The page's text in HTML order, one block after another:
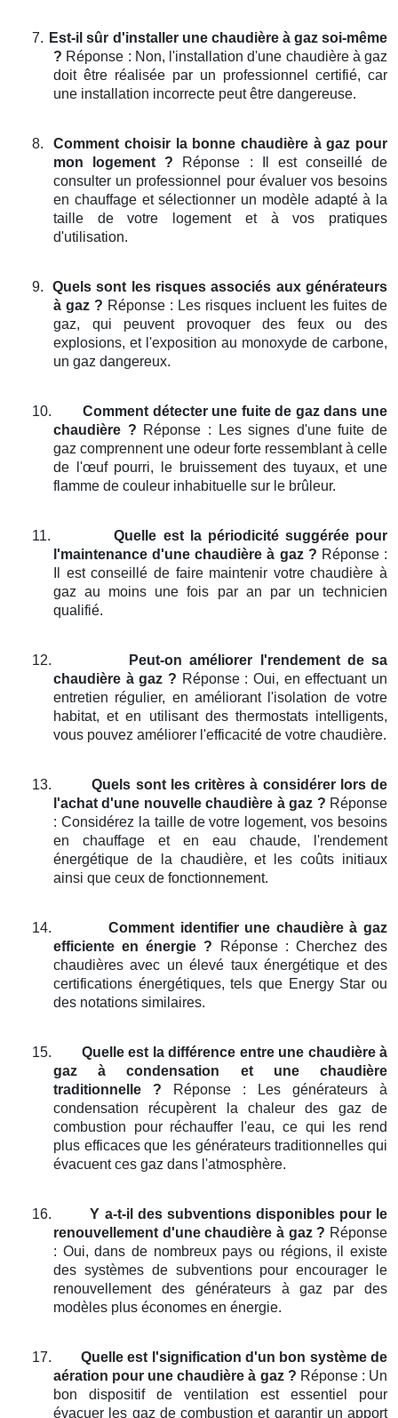
7. Est-il sûr d'installer une chaudière à gaz soi-même
? Réponse : Non, l'installation d'une chaudière à gaz
doit être réalisée par un professionnel certifié, car
une installation incorrecte peut être dangereuse.
8.
Comment choisir la bonne chaudière à gaz pour
mon logement ? Réponse : Il est conseillé de
consulter un professionnel pour évaluer vos besoins
en chauffage et sélectionner un modèle adapté à la
taille de votre logement et à vos pratiques
d'utilisation.
9.
Quels sont les risques associés aux générateurs
à gaz ? Réponse : Les risques incluent les fuites de
gaz, qui peuvent provoquer des feux ou des
explosions, et l'exposition au monoxyde de carbone,
un gaz dangereux.
10.
Comment détecter une fuite de gaz dans une
chaudière ? Réponse : Les signes d'une fuite de
gaz comprennent une odeur forte ressemblant à celle
de l'œuf pourri, le bruissement des tuyaux, et une
flamme de couleur inhabituelle sur le brûleur.
11.
Quelle est la périodicité suggérée pour
l'maintenance d'une chaudière à gaz ? Réponse :
Il est conseillé de faire maintenir votre chaudière à
gaz au moins une fois par an par un technicien
qualifié.
12.
Peut-on améliorer l'rendement de sa
chaudière à gaz ? Réponse : Oui, en effectuant un
entretien régulier, en améliorant l'isolation de votre
habitat, et en utilisant des thermostats intelligents,
vous pouvez améliorer l'efficacité de votre chaudière.
13.
Quels sont les critères à considérer lors de
l'achat d'une nouvelle chaudière à gaz ? Réponse
: Considérez la taille de votre logement, vos besoins
en chauffage et en eau chaude, l'rendement
énergétique de la chaudière, et les coûts initiaux
ainsi que ceux de fonctionnement.
14.
Comment identifier une chaudière à gaz
efficiente en énergie ? Réponse : Cherchez des
chaudières avec un élevé taux énergétique et des
certifications énergétiques, tels que Energy Star ou
des notations similaires.
15.
Quelle est la différence entre une chaudière à
gaz à condensation et une chaudière
traditionnelle ? Réponse : Les générateurs à
condensation récupèrent la chaleur des gaz de
combustion pour réchauffer l'eau, ce qui les rend
plus efficaces que les générateurs traditionnelles qui
évacuent ces gaz dans l'atmosphère.
16.
Y a-t-il des subventions disponibles pour le
renouvellement d'une chaudière à gaz ? Réponse
: Oui, dans de nombreux pays ou régions, il existe
des systèmes de subventions pour encourager le
renouvellement des générateurs à gaz par des
modèles plus économes en énergie.
17.
Quelle est l'signification d'un bon système de
aération pour une chaudière à gaz ? Réponse : Un
bon dispositif de ventilation est essentiel pour
évacuer les gaz de combustion et garantir un apport